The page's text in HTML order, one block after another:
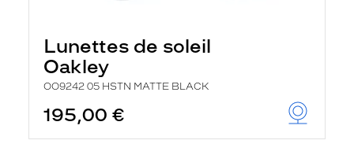
Lunettes de soleil
Oakley
OO9242 05 HSTN MATTE BLACK
195,00 €